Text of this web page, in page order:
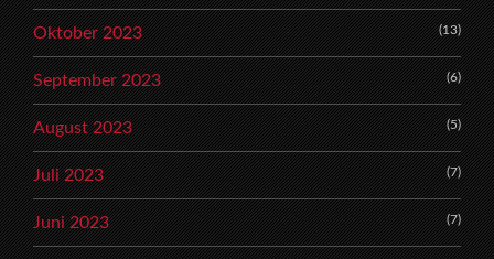
Oktober 2023 (13)
September 2023 (6)
August 2023 (5)
Juli 2023 (7)
Juni 2023 (7)